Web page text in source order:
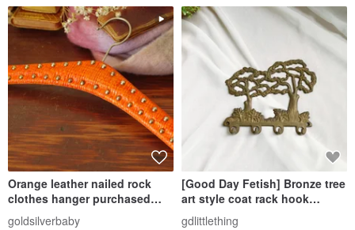
Orange leather nailed rock
clothes hanger purchased
from Belgium
goldsilverbaby
[Good Day Fetish] Bronze tree
art style coat rack hook
brought back from Germany
gdlittlething